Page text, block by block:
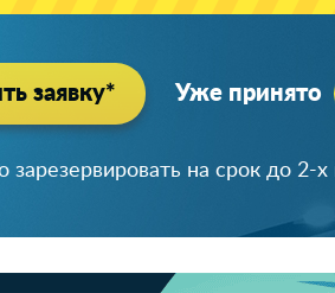
заявку* Уже принято
на срок до 2-х